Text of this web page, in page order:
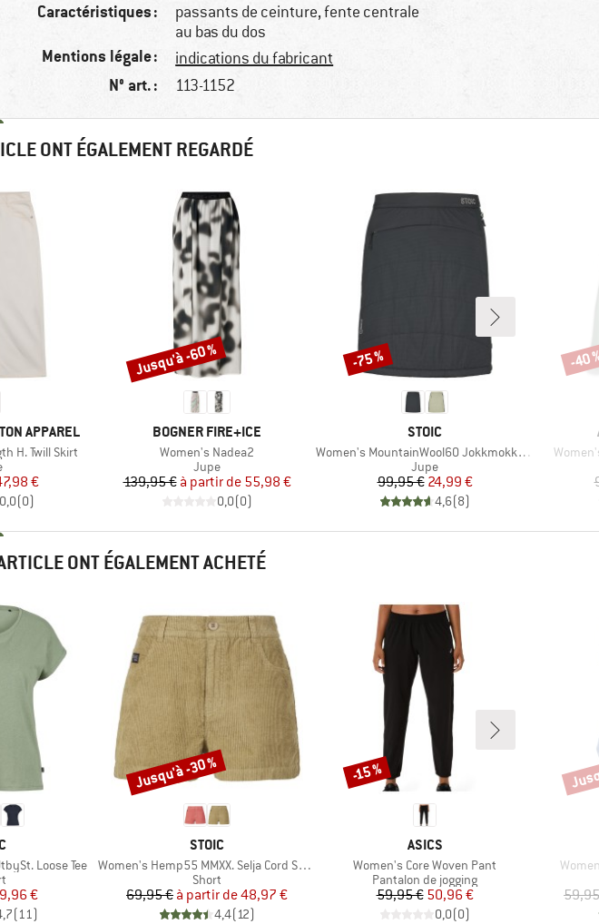
Caractéristiques :
passants de ceinture, fente centrale
au bas du dos
Mentions légale : indications du fabricant
N° art. : 113-1152
ONT ÉGALEMENT REGARDÉ
APPAREL
H. Twill Skirt
group
réduit
€
0,0(0)
MARQUE
BOGNER FIRE+ICE
Article
Women's Nadea2
Product group
Jupe
Prix
139,95 € Prix réduit
à partir de 55,98 €
0,0(0)
Remise
Jusqu'à -60 %
MARQUE
STOIC
Article
Women's MountainWool60 JokkmokkSt. Padded Skirt
Product group
Jupe
Prix
99,95 €Prix réduit
24,99 €
4,6(8)
Remise
-75 %
Article
-40
ONT ÉGALEMENT ACHETÉ
Loose Tee
group
réduit
€
(11)
MARQUE
STOIC
Article
Women's Hemp55 MMXX. Selja Cord Shorts
Product group
Short
Prix
69,95 € Prix réduit
à partir de48,97 €
4,4(12)
Remise
Jusqu'à -30 %
MARQUE
ASICS
Article
Women's Core Woven Pant
Product group
Pantalon de jogging
Prix
59,95 €Prix réduit
50,96 €
0,0(0)
Remise
-15 %
Article